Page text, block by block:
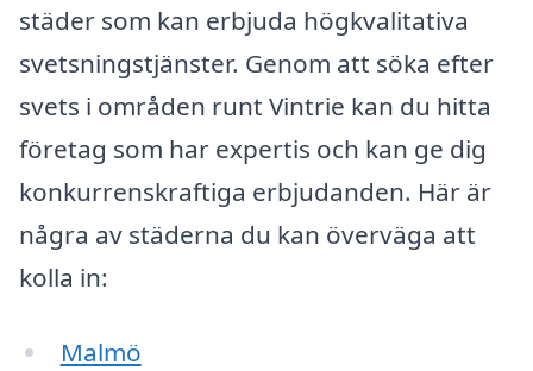
städer som kan erbjuda högkvalitativa
svetsningstjänster. Genom att söka efter
svets i områden runt Vintrie kan du hitta
företag som har expertis och kan ge dig
konkurrenskraftiga erbjudanden. Här är
några av städerna du kan överväga att
kolla in:
Malmö